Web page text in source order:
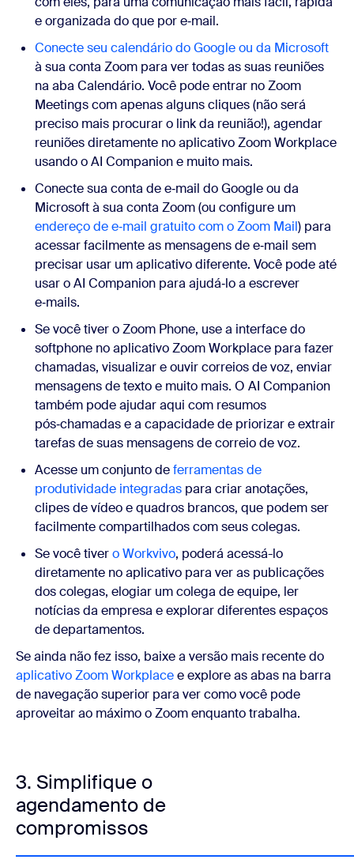
e organizada do que por e‑mail.
Conecte seu calendário do Google ou da Microsoft
à sua conta Zoom para ver todas as suas reuniões
na aba Calendário. Você pode entrar no Zoom
Meetings com apenas alguns cliques (não será
preciso mais procurar o link da reunião!), agendar
reuniões diretamente no aplicativo Zoom Workplace
usando o AI Companion e muito mais.
Conecte sua conta de e‑mail do Google ou da
Microsoft à sua conta Zoom (ou configure um
endereço de e‑mail gratuito com o Zoom Mail) para
acessar facilmente as mensagens de e‑mail sem
precisar usar um aplicativo diferente. Você pode até
usar o AI Companion para ajudá‑lo a escrever
e‑mails.
Se você tiver o Zoom Phone, use a interface do
softphone no aplicativo Zoom Workplace para fazer
chamadas, visualizar e ouvir correios de voz, enviar
mensagens de texto e muito mais. O AI Companion
também pode ajudar aqui com resumos
pós‑chamadas e a capacidade de priorizar e extrair
tarefas de suas mensagens de correio de voz.
Acesse um conjunto deferramentas de
produtividade integradas para criar anotações,
clipes de vídeo e quadros brancos, que podem ser
facilmente compartilhados com seus colegas.
Se você tivero Workvivo, poderá acessá-lo
diretamente no aplicativo para ver as publicações
dos colegas, elogiar um colega de equipe, ler
notícias da empresa e explorar diferentes espaços
de departamentos.
Se ainda não fez isso, baixe a versão mais recente do
aplicativo Zoom Workplacee explore as abas na barra
de navegação superior para ver como você pode
aproveitar ao máximo o Zoom enquanto trabalha.
3. Simplifique o
agendamento de
compromissos